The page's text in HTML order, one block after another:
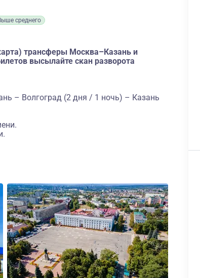
среднего
трансферы Москва–Казань и
высылайте скан разворота
– Волгоград (2 дня / 1 ночь) – Казань